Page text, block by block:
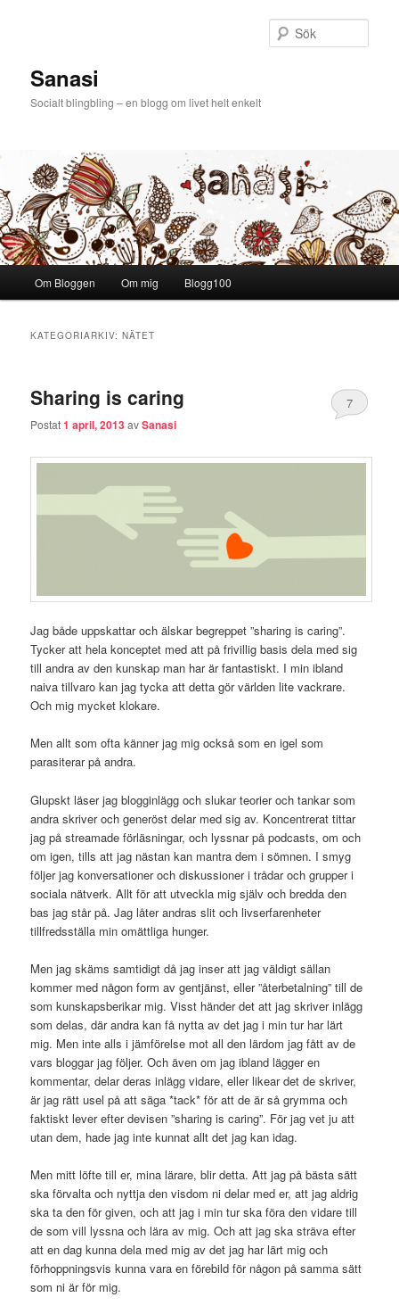
Sanasi
Socialt blingbling – en blogg om livet helt enkelt
Hoppa till huvudinnehåll
Hoppa till sekundärt innehåll
Om Bloggen Om mig Blogg100
KATEGORIARKIV:NÄTET
Sharing is caring
Postat1 april, 2013avSanasi
7
Jag både uppskattar och älskar begreppet ”sharing is caring”.
Tycker att hela konceptet med att på frivillig basis dela med sig
till andra av den kunskap man har är fantastiskt. I min ibland
naiva tillvaro kan jag tycka att detta gör världen lite vackrare.
Och mig mycket klokare.
Men allt som ofta känner jag mig också som en igel som
parasiterar på andra.
Glupskt läser jag blogginlägg och slukar teorier och tankar som
andra skriver och generöst delar med sig av. Koncentrerat tittar
jag på streamade förläsningar, och lyssnar på podcasts, om och
om igen, tills att jag nästan kan mantra dem i sömnen. I smyg
följer jag konversationer och diskussioner i trådar och grupper i
sociala nätverk. Allt för att utveckla mig själv och bredda den
bas jag står på. Jag låter andras slit och livserfarenheter
tillfredsställa min omättliga hunger.
Men jag skäms samtidigt då jag inser att jag väldigt sällan
kommer med någon form av gentjänst, eller ”återbetalning” till de
som kunskapsberikar mig. Visst händer det att jag skriver inlägg
som delas, där andra kan få nytta av det jag i min tur har lärt
mig. Men inte alls i jämförelse mot all den lärdom jag fått av de
vars bloggar jag följer. Och även om jag ibland lägger en
kommentar, delar deras inlägg vidare, eller likear det de skriver,
är jag rätt usel på att säga *tack* för att de är så grymma och
faktiskt lever efter devisen ”sharing is caring”. För jag vet ju att
utan dem, hade jag inte kunnat allt det jag kan idag.
Men mitt löfte till er, mina lärare, blir detta. Att jag på bästa sätt
ska förvalta och nyttja den visdom ni delar med er, att jag aldrig
ska ta den för given, och att jag i min tur ska föra den vidare till
de som vill lyssna och lära av mig. Och att jag ska sträva efter
att en dag kunna dela med mig av det jag har lärt mig och
förhoppningsvis kunna vara en förebild för någon på samma sätt
som ni är för mig.